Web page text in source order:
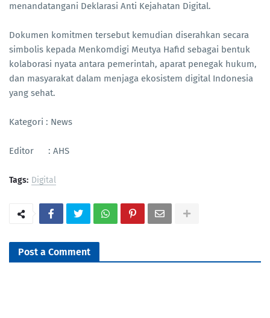
menandatangani Deklarasi Anti Kejahatan Digital.
Dokumen komitmen tersebut kemudian diserahkan secara
simbolis kepada Menkomdigi Meutya Hafid sebagai bentuk
kolaborasi nyata antara pemerintah, aparat penegak hukum,
dan masyarakat dalam menjaga ekosistem digital Indonesia
yang sehat.
Kategori : News
Editor : AHS
Tags: Digital
Post a Comment